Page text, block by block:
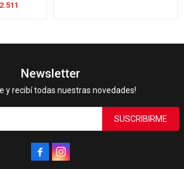
2.511
Newsletter
y recibí todas nuestras novedades!
SUSCRIBIRME
 